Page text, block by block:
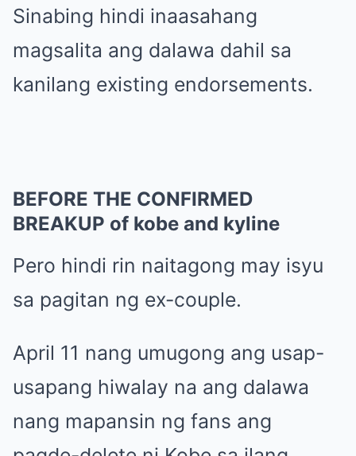
Sinabing hindi inaasahang
magsalita ang dalawa dahil sa
kanilang existing endorsements.
BEFORE THE CONFIRMED
BREAKUP of kobe and kyline
Pero hindi rin naitagong may isyu
sa pagitan ng ex-couple.
April 11 nang umugong ang usap-
usapang hiwalay na ang dalawa
nang mapansin ng fans ang